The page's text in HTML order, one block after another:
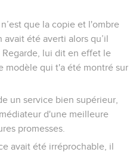
que la copie et l'ombre
été averti alors qu’il
lui dit en effet le
modèle qui t'a été montré sur
un service bien supérieur,
d'une meilleure
promesses.
avait été irréprochable, il